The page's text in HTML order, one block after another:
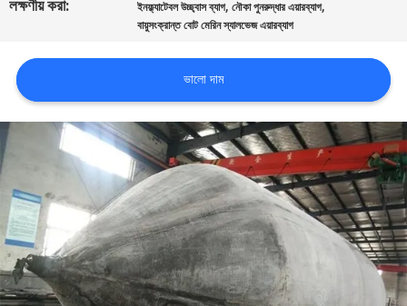
মামলা
সাইট
ম্যাপ
PRIVACY
POLICY
লক্ষণীয় করা:
ইনফ্ল্যাটেবল উচ্ছ্বাস ব্যাগ,নৌকা পুনরুদ্ধার এয়ারব্যাগ,
বায়ুসংক্রান্ত বোট মেরিন স্যালভেজ এয়ারব্যাগ
ভালো দাম